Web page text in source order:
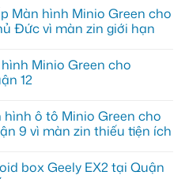
Màn hình Minio Green cho
Đức vì màn zin giới hạn
Minio Green cho
12
ô tô Minio Green cho
9 vì màn zin thiếu tiện ích
box Geely EX2 tại Quận